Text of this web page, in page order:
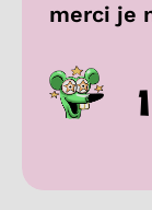
merci je
1